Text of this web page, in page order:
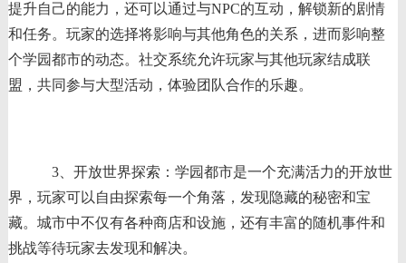
提升自己的能力，还可以通过与NPC的互动，解锁新的剧情
和任务。玩家的选择将影响与其他角色的关系，进而影响整
个学园都市的动态。社交系统允许玩家与其他玩家结成联
盟，共同参与大型活动，体验团队合作的乐趣。
3、开放世界探索：学园都市是一个充满活力的开放世
界，玩家可以自由探索每一个角落，发现隐藏的秘密和宝
藏。城市中不仅有各种商店和设施，还有丰富的随机事件和
挑战等待玩家去发现和解决。